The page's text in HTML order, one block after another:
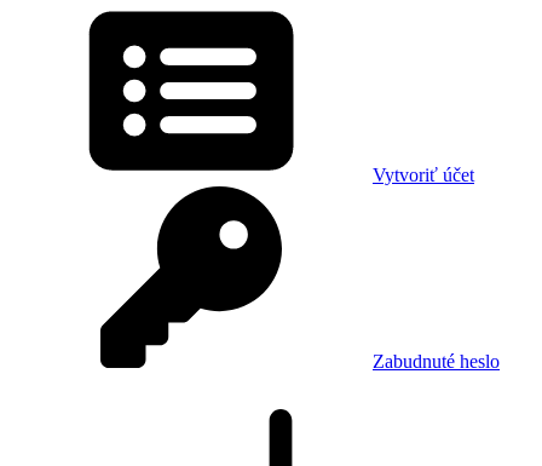
Vytvoriť účet
Zabudnuté heslo